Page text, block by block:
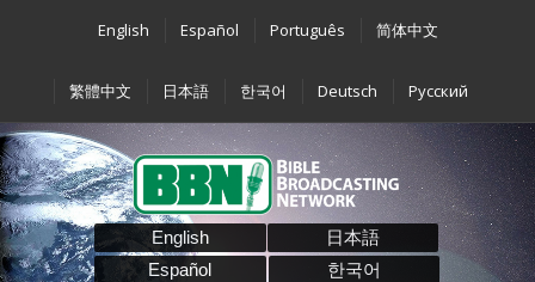
English Español Português 简体中文
繁體中文 日本語 한국어 Deutsch Pусский
English
Español
日本語
한국어